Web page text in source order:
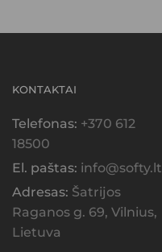
KONTAKTAI
Telefonas: +370 612
18500
El. paštas: info@softy.lt
Adresas: Šatrijos
Raganos g. 69, Vilnius,
Lietuva